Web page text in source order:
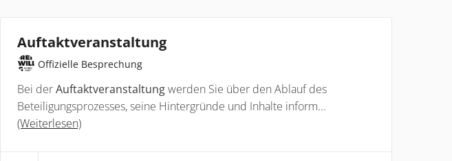
Auftaktveranstaltung
Offizielle Besprechung
Bei derAuftaktveranstaltungwerden Sie über den Ablauf des
Beteiligungsprozesses, seine Hintergründe und Inhalte inform...
(Weiterlesen)